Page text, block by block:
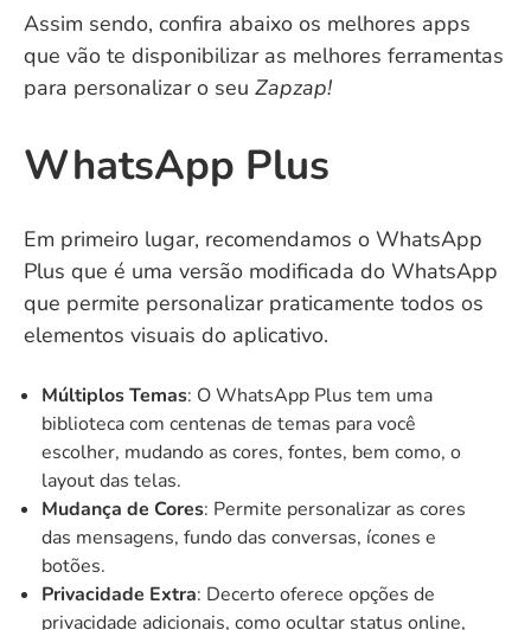
Assim sendo, confira abaixo os melhores apps
que vão te disponibilizar as melhores ferramentas
para personalizar o seu Zapzap!
WhatsApp Plus
Em primeiro lugar, recomendamos o WhatsApp
Plus que é uma versão modificada do WhatsApp
que permite personalizar praticamente todos os
elementos visuais do aplicativo.
Múltiplos Temas: O WhatsApp Plus tem uma
biblioteca com centenas de temas para você
escolher, mudando as cores, fontes, bem como, o
layout das telas.
Mudança de Cores: Permite personalizar as cores
das mensagens, fundo das conversas, ícones e
botões.
Privacidade Extra: Decerto oferece opções de
privacidade adicionais, como ocultar status online,